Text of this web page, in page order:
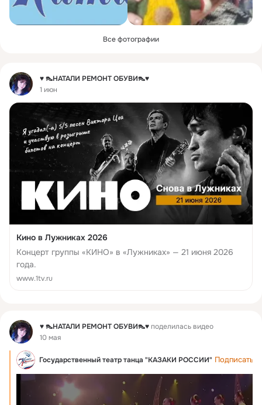
Все фотографии
Фид
♥ 👠НАТАЛИ РЕМОНТ ОБУВИ👠♥
1 июн
Кино в Лужниках 2026
Концерт группы «КИНО» в «Лужниках» — 21 июня 2026
года.
www.1tv.ru
Фид ♥ 👠НАТАЛИ РЕМОНТ ОБУВИ👠♥поделилась видео
10 мая
Государственный театр танца "КАЗАКИ РОССИИ" Подписаться